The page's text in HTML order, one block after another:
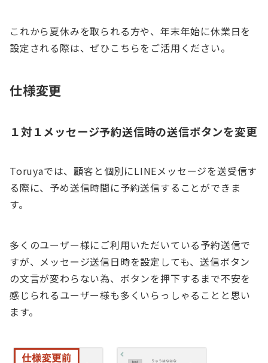
これから夏休みを取られる方や、年末年始に休業日を
設定される際は、ぜひこちらをご活用ください。
仕様変更
１対１メッセージ予約送信時の送信ボタンを変更
Toruyaでは、顧客と個別にLINEメッセージを送受信す
る際に、予め送信時間に予約送信することができま
す。
多くのユーザー様にご利用いただいている予約送信で
すが、メッセージ送信日時を設定しても、送信ボタン
の文言が変わらない為、ボタンを押下するまで不安を
感じられるユーザー様も多くいらっしゃることと思い
ます。